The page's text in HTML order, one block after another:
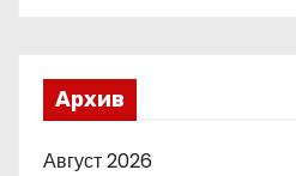
Архив
Август 2026